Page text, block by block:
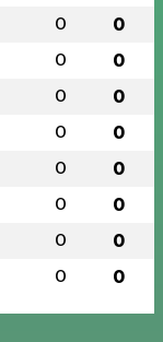
0 0
0 0
0 0
0 0
0 0
0 0
0 0
0 0